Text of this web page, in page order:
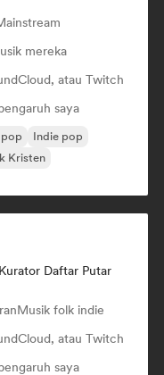
mereka
atau Twitch
saya
Indie pop
Kristen
Daftar Putar
Musik folk indie
atau Twitch
saya